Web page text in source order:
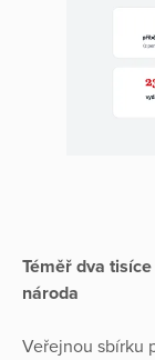
Téměř dva
národa
Veřejnou sbírku